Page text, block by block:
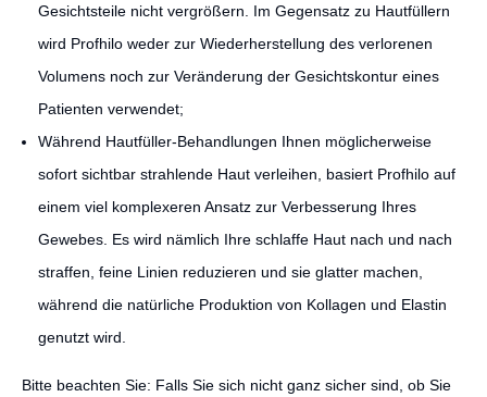
Gesichtsteile nicht vergrößern. Im Gegensatz zu Hautfüllern
wird Profhilo weder zur Wiederherstellung des verlorenen
Volumens noch zur Veränderung der Gesichtskontur eines
Patienten verwendet;
Während Hautfüller-Behandlungen Ihnen möglicherweise
sofort sichtbar strahlende Haut verleihen, basiert Profhilo auf
einem viel komplexeren Ansatz zur Verbesserung Ihres
Gewebes. Es wird nämlich Ihre schlaffe Haut nach und nach
straffen, feine Linien reduzieren und sie glatter machen,
während die natürliche Produktion von Kollagen und Elastin
genutzt wird.
Bitte beachten Sie: Falls Sie sich nicht ganz sicher sind, ob Sie